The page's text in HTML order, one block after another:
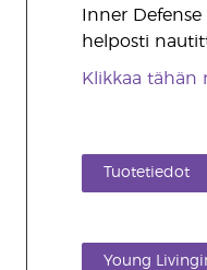
Inner
helposti
Klikkaa tähän
Tuotetiedot
Young